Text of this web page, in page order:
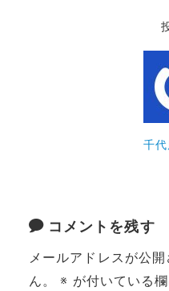
千
コメントを残す
メールアドレスが公
ん。
※ が付いている